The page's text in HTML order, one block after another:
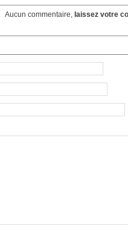
Aucun commentaire, laissez votre